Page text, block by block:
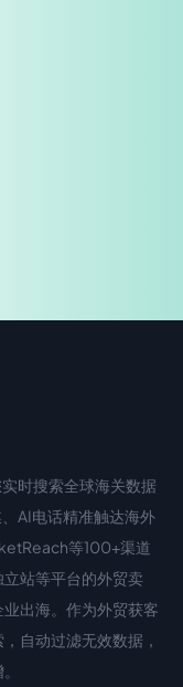
时搜索全球海关数据
AI电话精准触达海外
等100+渠道
站等平台的外贸卖
出海。作为外贸获客
自动过滤无效数据，